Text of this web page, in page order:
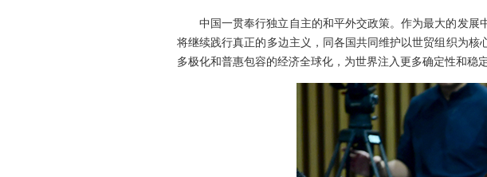
中国一贯奉行独立自主的和平外交政策。作为最大的发展
将继续践行真正的多边主义，同各国共同维护以世贸组织为
多极化和普惠包容的经济全球化，为世界注入更多确定性和稳定